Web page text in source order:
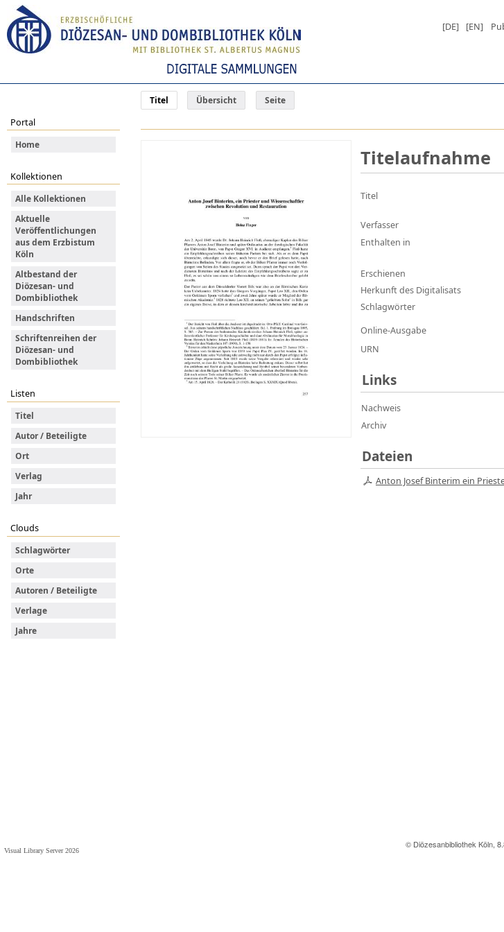
© Diözesanbibliothek Köln,
Visual Library Server 2026
[DE] [EN]
Titel Übersicht Seite
Portal
Home
Kollektionen
Alle Kollektionen
Aktuelle
Veröffentlichungen
aus dem Erzbistum
Köln
Altbestand der
Diözesan- und
Dombibliothek
Handschriften
Schriftenreihen der
Diözesan- und
Dombibliothek
Listen
Titel
Autor / Beteiligte
Ort
Verlag
Jahr
Clouds
Schlagwörter
Orte
Autoren / Beteiligte
Verlage
Jahre
Titelaufnahme
Titel
Verfasser
Enthalten in
Erschienen
Herkunft des Digitalisats
Schlagwörter
Online-Ausgabe
URN
Links
Nachweis
Archiv
Dateien
Anton Josef Binterim ein